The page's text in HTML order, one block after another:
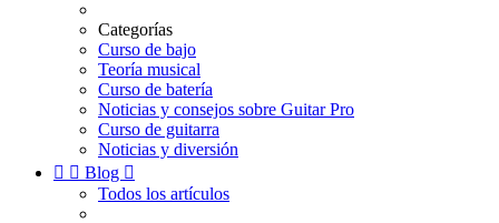
Categorías
Curso de bajo
Teoría musical
Curso de batería
Noticias y consejos sobre Guitar Pro
Curso de guitarra
Noticias y diversión
  Blog 
Todos los artículos